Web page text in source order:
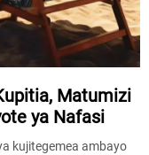
Matumizi
ya Nafasi
kujitegemea ambayo